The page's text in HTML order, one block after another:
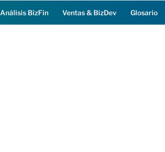
Análisis BizFin Ventas & BizDev Glosario